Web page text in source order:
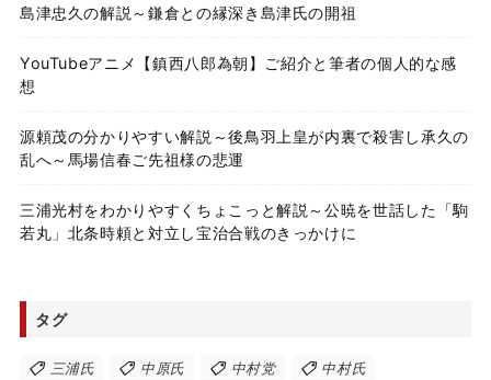
島津忠久の解説～鎌倉との縁深き島津氏の開祖
YouTubeアニメ【鎮西八郎為朝】ご紹介と筆者の個人的な感
想
源頼茂の分かりやすい解説～後鳥羽上皇が内裏で殺害し承久の
乱へ～馬場信春ご先祖様の悲運
三浦光村をわかりやすくちょこっと解説～公暁を世話した「駒
若丸」北条時頼と対立し宝治合戦のきっかけに
タグ
三浦氏 中原氏 中村党 中村氏